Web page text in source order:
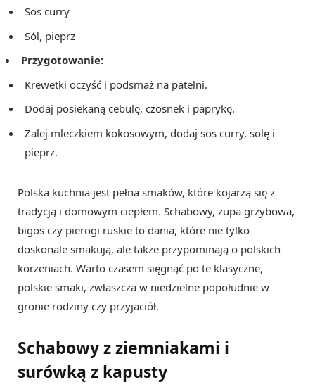
Sos curry
Sól, pieprz
Przygotowanie:
Krewetki oczyść i podsmaż na patelni.
Dodaj posiekaną cebulę, czosnek i paprykę.
Zalej mleczkiem kokosowym, dodaj sos curry, solę i
pieprz.
Polska kuchnia jest pełna smaków, które kojarzą się z
tradycją i domowym ciepłem. Schabowy, zupa grzybowa,
bigos czy pierogi ruskie to dania, które nie tylko
doskonale smakują, ale także przypominają o polskich
korzeniach. Warto czasem sięgnąć po te klasyczne,
polskie smaki, zwłaszcza w niedzielne popołudnie w
gronie rodziny czy przyjaciół.
Schabowy z ziemniakami i
surówką z kapusty